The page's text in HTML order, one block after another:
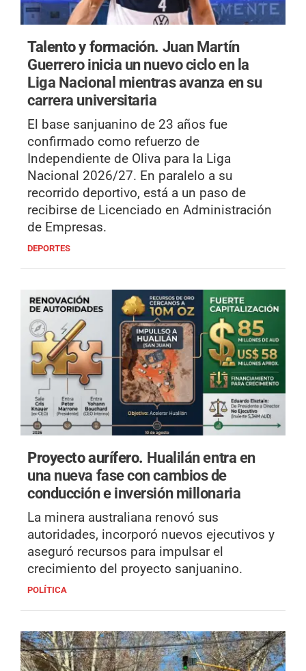
Talento y formación. Juan Martín
Guerrero inicia un nuevo ciclo en la
Liga Nacional mientras avanza en su
carrera universitaria
El base sanjuanino de 23 años fue
confirmado como refuerzo de
Independiente de Oliva para la Liga
Nacional 2026/27. En paralelo a su
recorrido deportivo, está a un paso de
recibirse de Licenciado en Administración
de Empresas.
DEPORTES
Proyecto aurífero. Hualilán entra en
una nueva fase con cambios de
conducción e inversión millonaria
La minera australiana renovó sus
autoridades, incorporó nuevos ejecutivos y
aseguró recursos para impulsar el
crecimiento del proyecto sanjuanino.
POLÍTICA